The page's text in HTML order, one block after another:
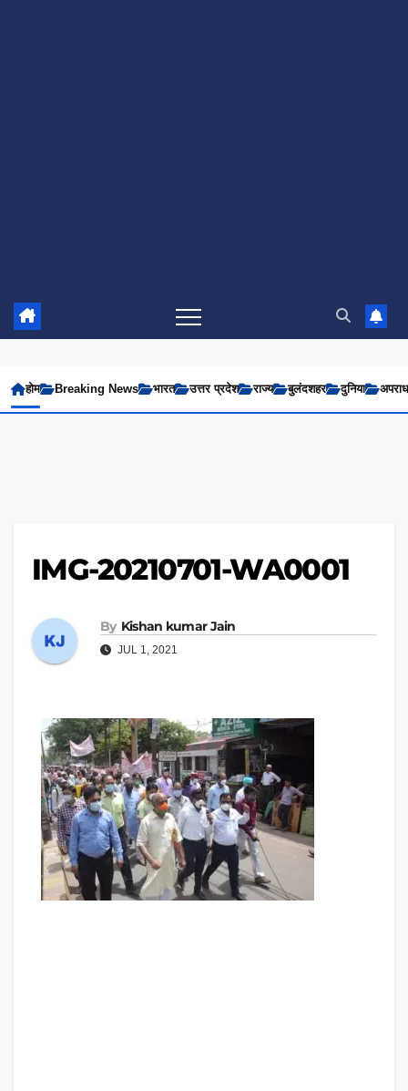
होम Breaking News भारत उत्तर प्रदेश राज्य बुलंदशहर दुनिया अपराध
IMG-20210701-WA0001
By Kishan kumar Jain
JUL 1, 2021